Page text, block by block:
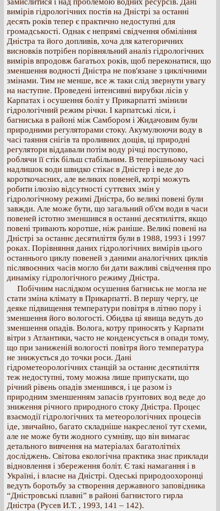
вимірів гідрологічних постів на Дністрі за останні
десять років тепер є практично недоступні для
громадськості. Однак є непрямі свідчення обміління
Дністра та його допливів, хоча для категоричних
висновків потрібен порівняльний аналіз гідрологічних
вимірів впродовж багатьох років, щоб переконатися, що
зменшення водності Дністра не пов'язане з циклічними
змінами. Тим не менше, все ж таки слід звернути увагу
на наступне. Проведені інтенсивні вирубки лісів у
Карпатах і осушення боліт у Прикарпатті змінили
гідрологічний режим річки. І карпатські ліси, і
багниська в районі між Самбором і Жидачовим були
природними регуляторами стоку. Акумулюючи воду в
часі таяння снігів та проливних дощів, ці природні
регулятори віддавали потім воду річці поступово,
роблячи її стік більш стабільним. В теперішньому часі
надлишок води швидко стікає в Дністер і веде до
короткочасних, але великих повеней, котрі можуть
робити ілюзію відсутності суттєвих змін у
гідрологічному режимі Дністра, бо великі повені були
завжди. Але може бути, що загальний об'єм води в часи
повеней істотно зменшився в останні десятиліття, якщо
повені тривають коротше, ніж раніше. Великі повені на
Дністрі за останнє десятиліття були в 1988, 1993 і 1997
роках. Порівняння даних гідрологічних вимірів цього
останнього циклу повеней з даними аналогічних циклів
післявоєнних часів могло би дати важливі свідчення про
динаміку гідрологічного режиму Дністра.
Побічним наслідком осушення багниськ не могла не
стати зміна клімату в Прикарпатті. В першу чергу, це
деяке підвищення температури повітря в літню пору і
зменшення його вологості. Обидва ці явища ведуть до
зменшення опадів. Волога, котру приносять у Карпати
вітри з Атлантики, часто не конденсується в опади тому,
що при заниженій вологості повітря його температура
не знижується до точки роси. Дані
гідрометеорологічних станцій за останнє десятиліття
теж недоступні, тому можна лише припускати, що
річний рівень опадів зменшився, і це разом із
природним зменшенням запасів ґрунтових вод веде до
зниження річного природного стоку Дністра. Процес
взаємодії гідрологічних та метеорологічних процесів
іде, звичайно, багато складніше накресленої тут схеми,
але не може бути жодного сумніву, що він вимагає
детального вивчення на матеріалах багатолітніх
досліджень. Світова екологічна практика знає приклади
відновлення і збереження боліт. Є такі намагання і в
Україні, і власне на Дністрі. Одеські природоохоронці
ведуть боротьбу за створення державного заповідника
“Дністровські плавні” в районі багнистого гирла
Дністра (Русев И.Т. , 1993, 141 – 142).